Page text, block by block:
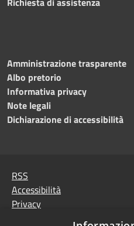
Amministrazione trasparente
Albo pretorio
Informativa privacy
Note legali
Dichiarazione di accessibilità
RSS
Accessibilità
Privacy